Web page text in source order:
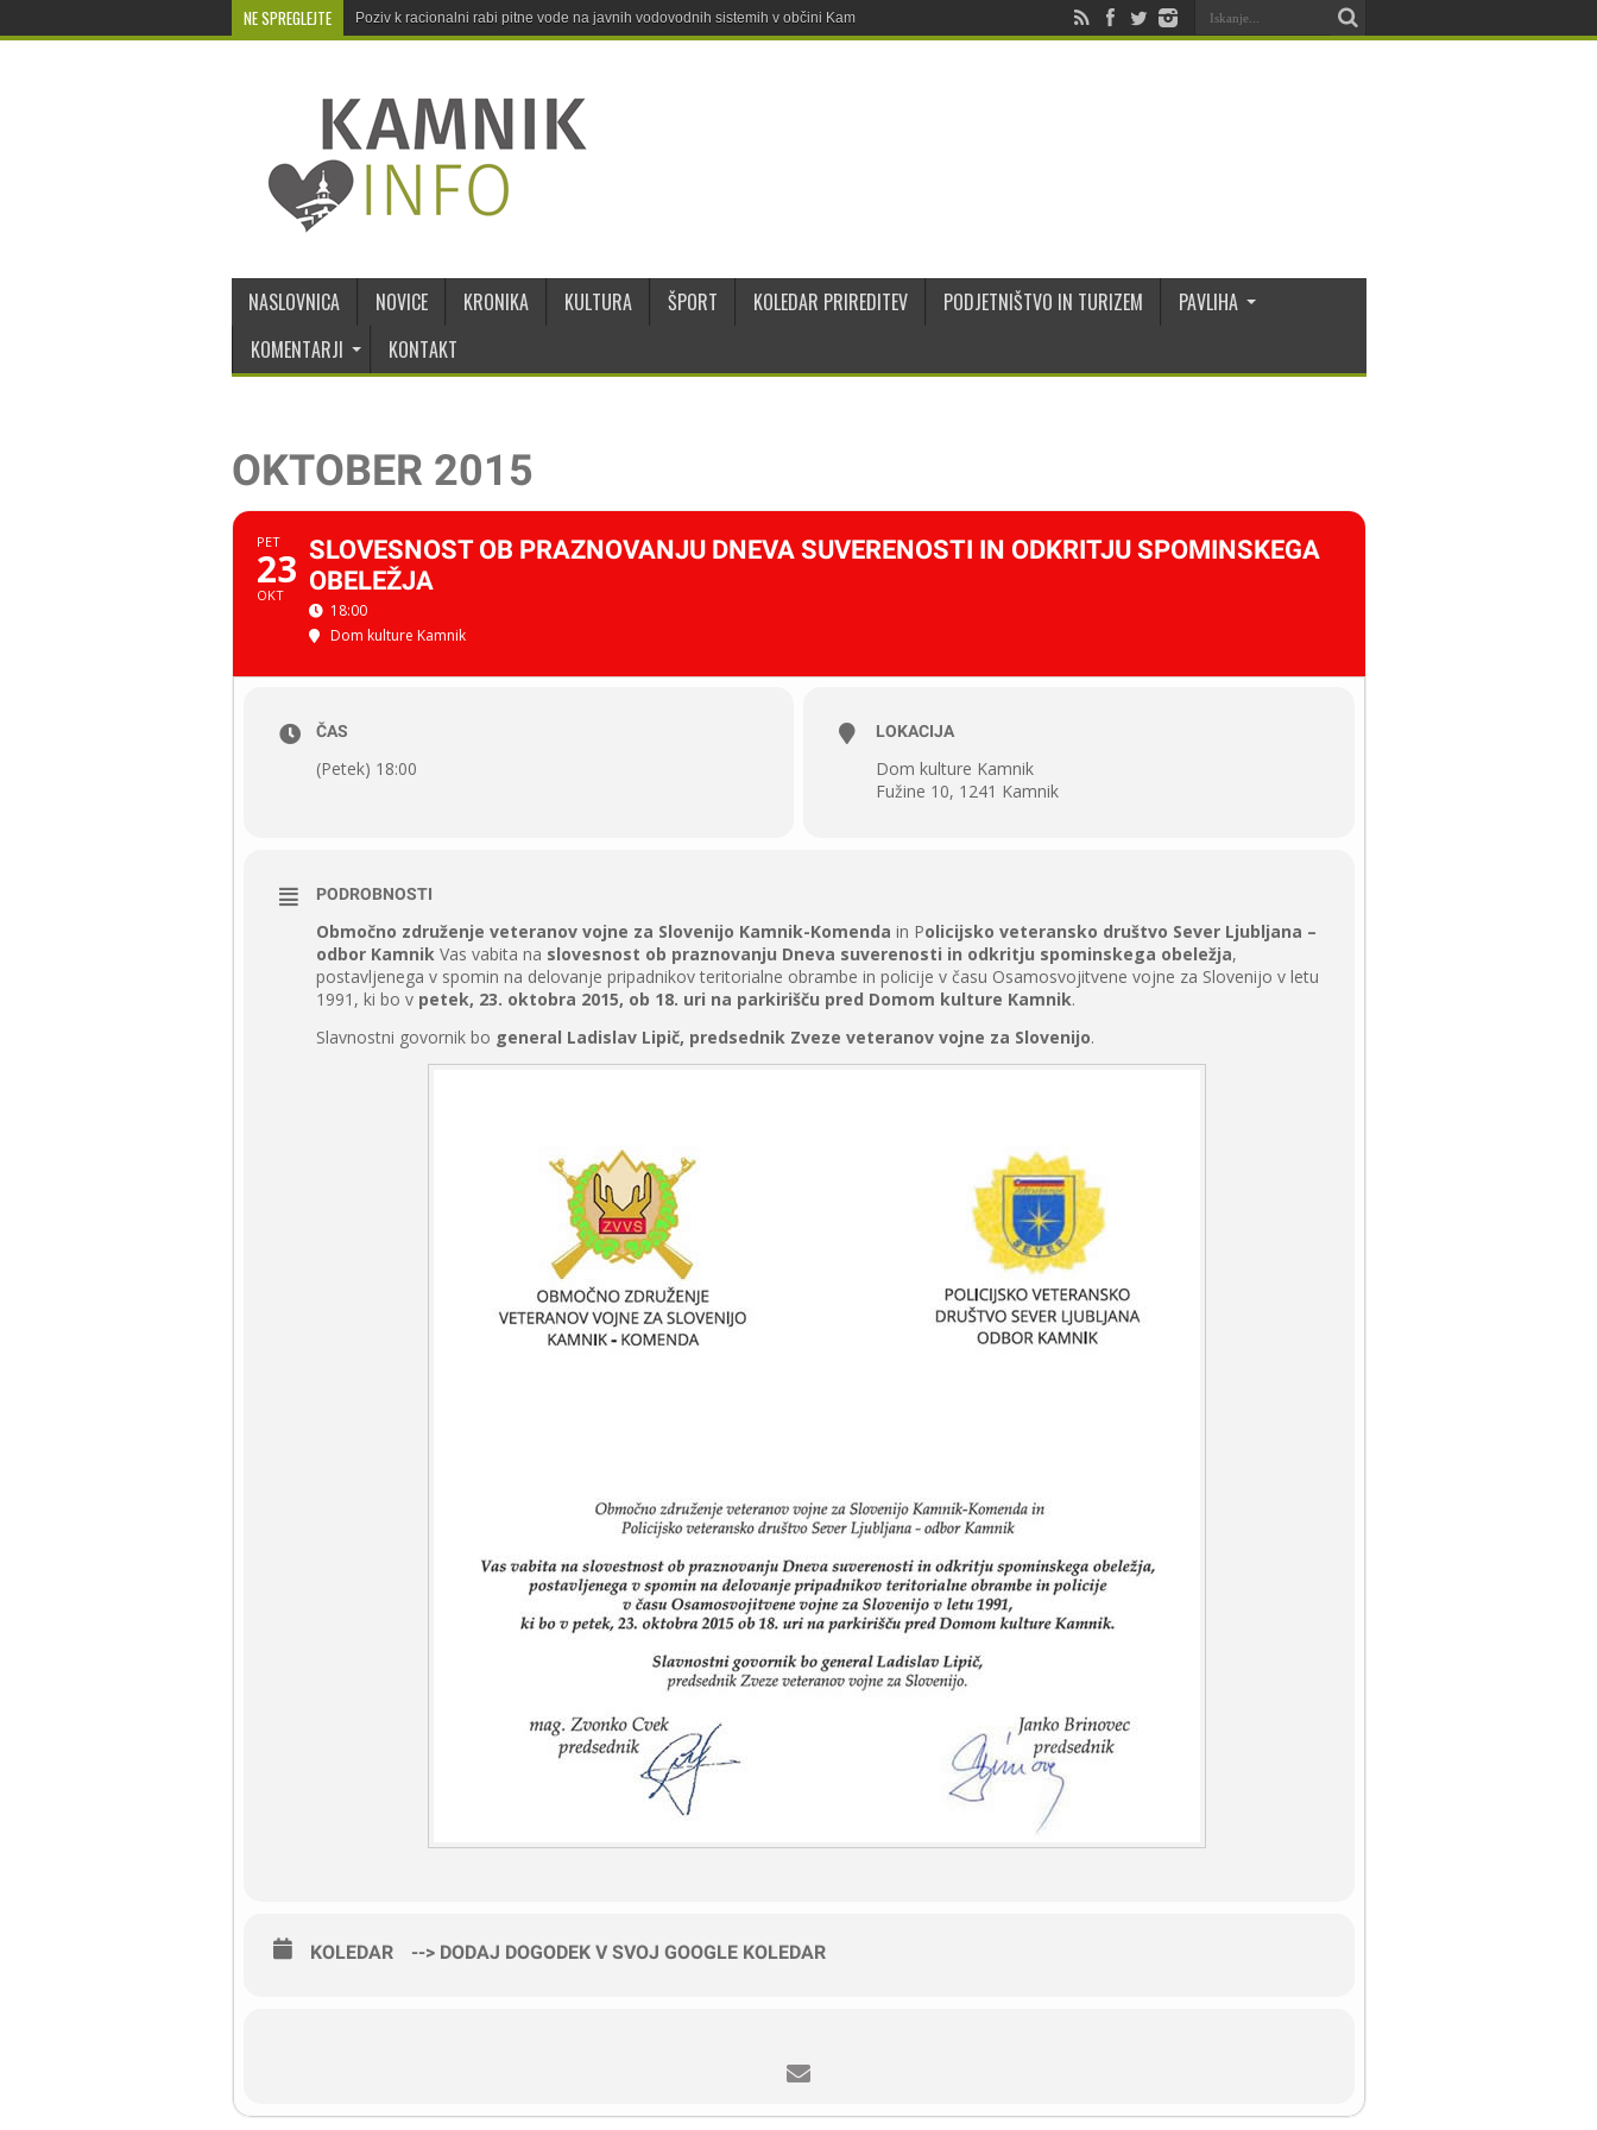
NE SPREGLEJTE Poziv k racionalni rabi pitne vode na javnih vodovodnih sistemih v občini Kamnik
NASLOVNICA NOVICE KRONIKA KULTURA ŠPORT KOLEDAR PRIREDITEV PODJETNIŠTVO IN TURIZEM
PAVLIHA
KOMENTARJI
KONTAKT
OKTOBER 2015
PET
23
OKT
SLOVESNOST OB PRAZNOVANJU DNEVA SUVERENOSTI IN ODKRITJU SPOMINSKEGA
OBELEŽJA
18:00
Dom kulture Kamnik
ČAS
(Petek) 18:00
LOKACIJA
Dom kulture Kamnik
Fužine 10, 1241 Kamnik
PODROBNOSTI
Območno združenje veteranov vojne za Slovenijo Kamnik-Komenda in Policijsko veteransko društvo Sever Ljubljana –
odbor KamnikVas vabita na slovesnost ob praznovanju Dneva suverenosti in odkritju spominskega obeležja,
postavljenega v spomin na delovanje pripadnikov teritorialne obrambe in policije v času Osamosvojitvene vojne za Slovenijo v letu
1991, ki bo vpetek, 23. oktobra 2015, ob 18. uri na parkirišču pred Domom kulture Kamnik.
Slavnostni govornik bo general Ladislav Lipič, predsednik Zveze veteranov vojne za Slovenijo.
KOLEDAR --> DODAJ DOGODEK V SVOJ GOOGLE KOLEDAR